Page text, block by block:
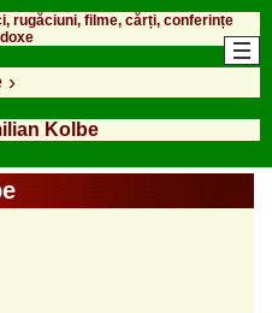
rugăciuni, filme, cărți, conferințe
›
Kolbe